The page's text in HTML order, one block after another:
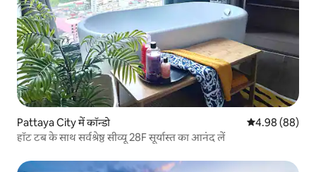
Pattaya City में कॉन्डो औसत रेटिंग 5 में
4.98 (88)
हॉट टब के साथ सर्वश्रेष्ठ सीव्यू 28F सूर्यास्त का आनंद लें